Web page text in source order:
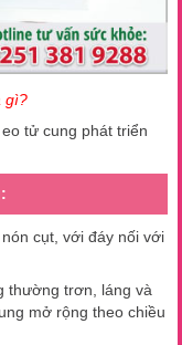
gì?
tử cung phát triển
cụt, với đáy nối với
trơn, láng và
mở rộng theo chiều